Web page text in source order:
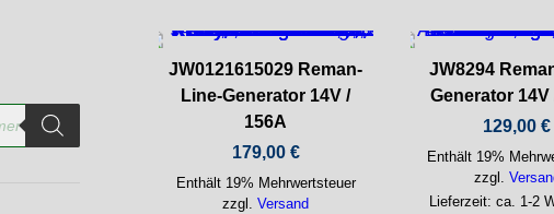
JW0121615029 Reman-
Line-Generator 14V /
156A
179,00 €
Enthält 19% Mehrwertsteuer
zzgl.Versand
JW8294
Generator 14V
129,00€
Enthält 19%
zzgl.
Lieferzeit: ca. 1-2